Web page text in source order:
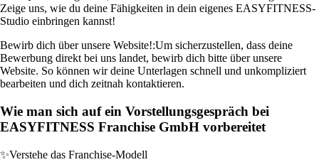
Zeige uns, wie du deine Fähigkeiten in dein eigenes EASYFITNESS-
Studio einbringen kannst!
Bewirb dich über unsere Website!:Um sicherzustellen, dass deine
Bewerbung direkt bei uns landet, bewirb dich bitte über unsere
Website. So können wir deine Unterlagen schnell und unkompliziert
bearbeiten und dich zeitnah kontaktieren.
Wie man sich auf ein Vorstellungsgespräch bei
EASYFITNESS Franchise GmbH vorbereitet
✨Verstehe das Franchise-Modell